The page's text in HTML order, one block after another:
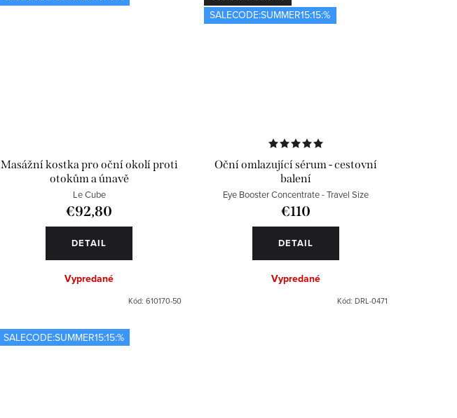
Masážní kostka pro oční okolí proti
otokům a únavě
Le Cube
€92,80
DETAIL
Vypredané
Kód: 610170-50
SALECODE:SUMMER15:15:%
Oční omlazující sérum - cestovní
balení
Eye Booster Concentrate - Travel Size
€110
DETAIL
Vypredané
Kód: DRL-0471
SALECODE:SUMMER15:15:%